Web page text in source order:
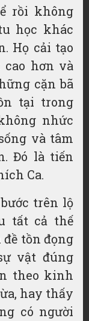
rồi không
học khác
Họ cải tạo
hơn và
cặn bã
tại trong
nhức
và tâm
Đó là tiến
Ca.
trên lộ
tất cả thế
tồn đọng
vật đúng
theo kinh
hay thấy
có người